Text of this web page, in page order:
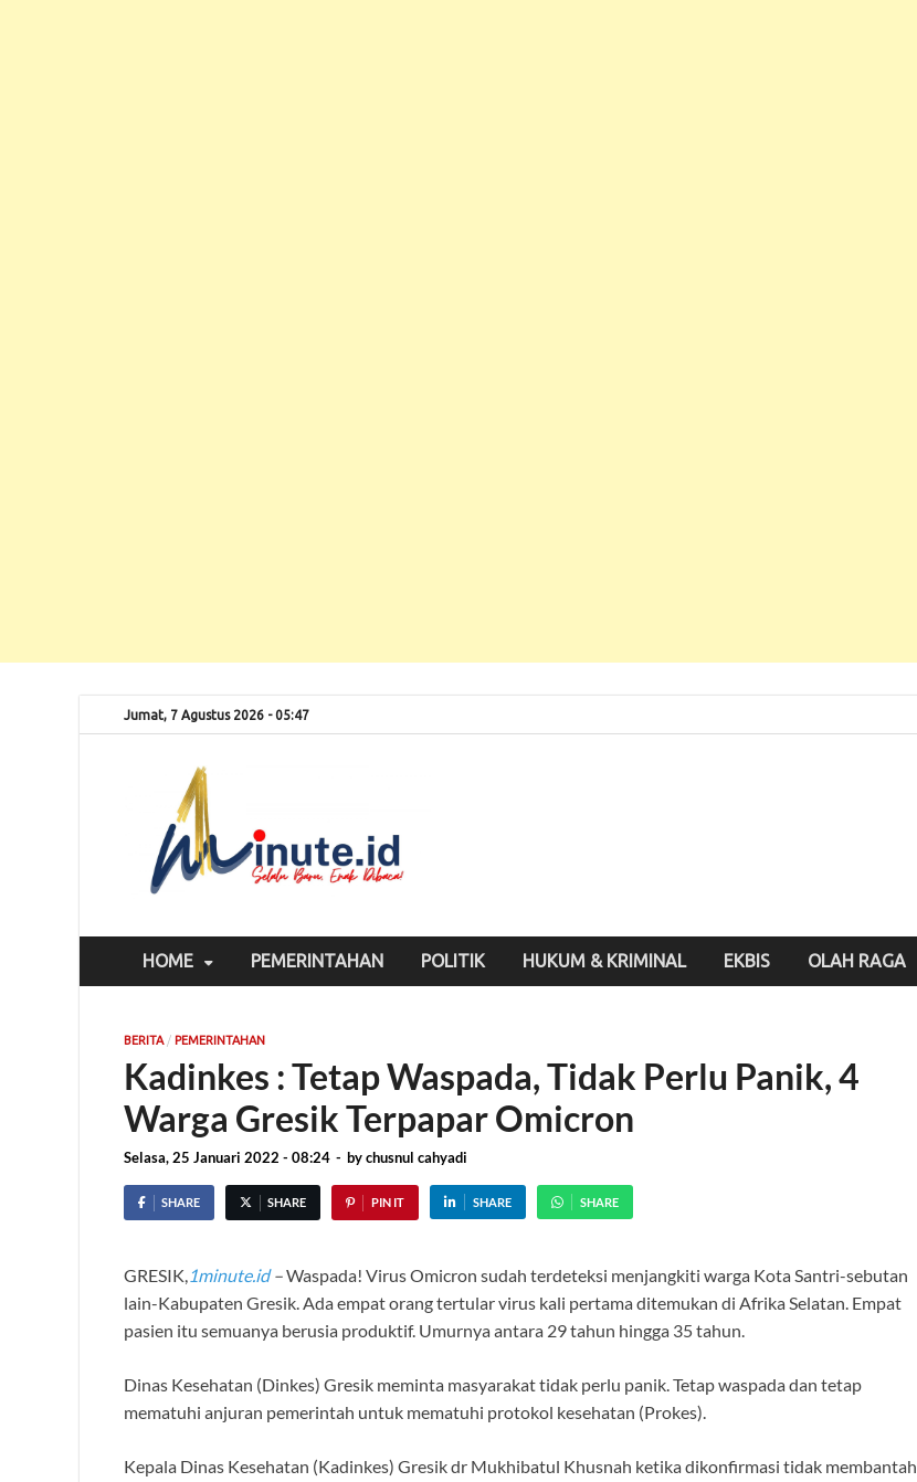
Jumat, 7 Agustus 2026 - 05:47
HOME PEMERINTAHAN POLITIK HUKUM & KRIMINAL EKBIS OLAH RAGA
BERITA/ PEMERINTAHAN
Kadinkes : Tetap Waspada, Tidak Perlu Panik, 4
Warga Gresik Terpapar Omicron
Selasa, 25 Januari 2022 - 08:24 - bychusnul cahyadi
SHARE SHARE PIN IT SHARE SHARE
GRESIK, 1minute.id–Waspada! Virus Omicron sudah terdeteksi menjangkiti warga Kota Santri-sebutan
lain-Kabupaten Gresik. Ada empat orang tertular virus kali pertama ditemukan di Afrika Selatan. Empat
pasien itu semuanya berusia produktif. Umurnya antara 29 tahun hingga 35 tahun.
Dinas Kesehatan (Dinkes) Gresik meminta masyarakat tidak perlu panik. Tetap waspada dan tetap
mematuhi anjuran pemerintah untuk mematuhi protokol kesehatan (Prokes).
Kepala Dinas Kesehatan (Kadinkes) Gresik dr Mukhibatul Khusnah ketika dikonfirmasi tidak membantah